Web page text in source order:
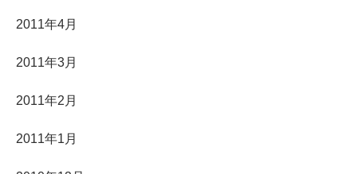
2011年4月
2011年3月
2011年2月
2011年1月